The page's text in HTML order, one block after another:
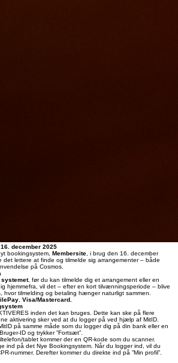
december 2025
bookingsystem, Membersite , i brug den 16. december
det lettere at finde og tilmelde sig arrangementer – både
på Cosmos.
systemet, før du kan tilmelde dig et arrangement eller en
hjemmefra, vil det – efter en kort tilvænningsperiode – blive
hvor tilmelding og betaling hænger naturligt sammen.
Visa/Mastercard.
inden det kan bruges. Dette kan ske på flere
aktivering sker ved at du logger på ved hjælp af MitID.
på samme måde som du logger dig på din bank eller en
ID og trykker ”Fortsæt”.
tablet kommer der en QR-kode som du scanner.
ind på det Nye Bookingsystem. Når du logger ind, vil du
nummer. Derefter kommer du direkte ind på ”Min profil”.